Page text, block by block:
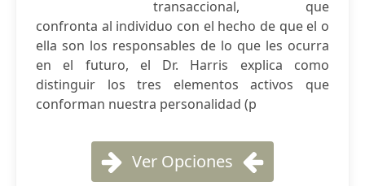
transaccional, que
confronta al individuo con el hecho de que el o
ella son los responsables de lo que les ocurra
en el futuro, el Dr. Harris explica como
distinguir los tres elementos activos que
conforman nuestra personalidad (p
Ver Opciones